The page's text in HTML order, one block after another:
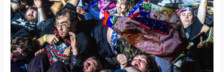
Ball
–
Humour,
thrash
metal
et